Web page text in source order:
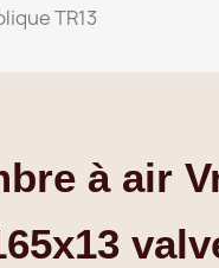
TR13
à air